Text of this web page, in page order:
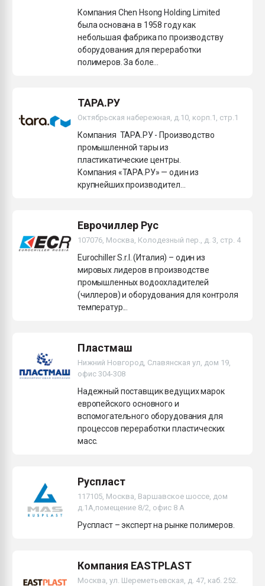
Компания Chen Hsong Holding Limited
была основана в 1958 году как
небольшая фабрика по производству
оборудования для переработки
полимеров. За боле...
ТАРА.РУ
Октябрьская набережная, д.10, корп.1, стр.1
Компания ТАРА.РУ - Производство
промышленной тары из
пластикатические центры.
Компания «ТАРА.РУ» — один из
крупнейших производител...
Еврочиллер Рус
107076, Москва, Колодезный пер., д. 3, стр. 4
Eurochiller S.r.l. (Италия) – один из
мировых лидеров в производстве
промышленных водоохладителей
(чиллеров) и оборудования для контроля
температур...
Пластмаш
Нижний Новгород, Славянская ул, дом 19,
офис 304-308
Надежный поставщик ведущих марок
европейского основного и
вспомогательного оборудования для
процессов переработки пластических
масс.
Руспласт
117105, Москва, Варшавское шоссе, дом
д.1А,помещение 8/2, офис 8 А
Руспласт – эксперт на рынке полимеров.
Компания EASTPLAST
Москва, ул. Шереметьевская, д. 47, каб. 252.